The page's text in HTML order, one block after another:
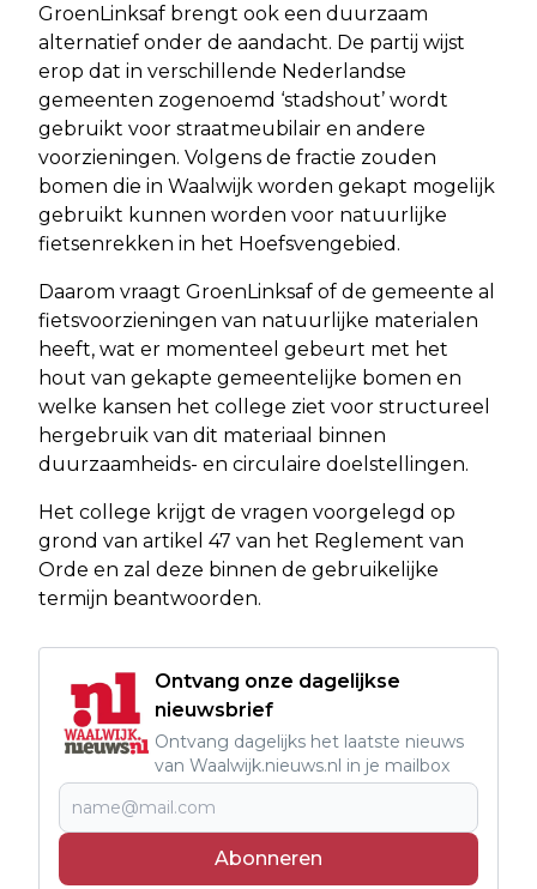
GroenLinksaf brengt ook een duurzaam
alternatief onder de aandacht. De partij wijst
erop dat in verschillende Nederlandse
gemeenten zogenoemd ‘stadshout’ wordt
gebruikt voor straatmeubilair en andere
voorzieningen. Volgens de fractie zouden
bomen die in Waalwijk worden gekapt mogelijk
gebruikt kunnen worden voor natuurlijke
fietsenrekken in het Hoefsvengebied.
Daarom vraagt GroenLinksaf of de gemeente al
fietsvoorzieningen van natuurlijke materialen
heeft, wat er momenteel gebeurt met het
hout van gekapte gemeentelijke bomen en
welke kansen het college ziet voor structureel
hergebruik van dit materiaal binnen
duurzaamheids- en circulaire doelstellingen.
Het college krijgt de vragen voorgelegd op
grond van artikel 47 van het Reglement van
Orde en zal deze binnen de gebruikelijke
termijn beantwoorden.
Ontvang onze dagelijkse
nieuwsbrief
Ontvang dagelijks het laatste nieuws
van Waalwijk.nieuws.nl in je mailbox
Abonneren